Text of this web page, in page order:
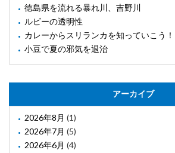
徳島県を流れる暴れ川、吉野川
ルビーの透明性
カレーからスリランカを知っていこう！
小豆で夏の邪気を退治
アーカイブ
2026年8月 (1)
2026年7月 (5)
2026年6月 (4)